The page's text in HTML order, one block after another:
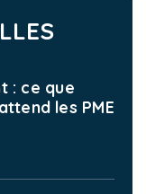
: ce que
les PME